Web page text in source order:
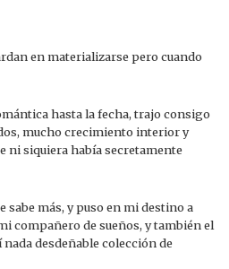
en materializarse pero cuando
hasta la fecha, trajo consigo
mucho crecimiento interior y
ni siquiera había secretamente
sabe más, y puso en mi destino a
compañero de sueños, y también el
desdeñable colección de